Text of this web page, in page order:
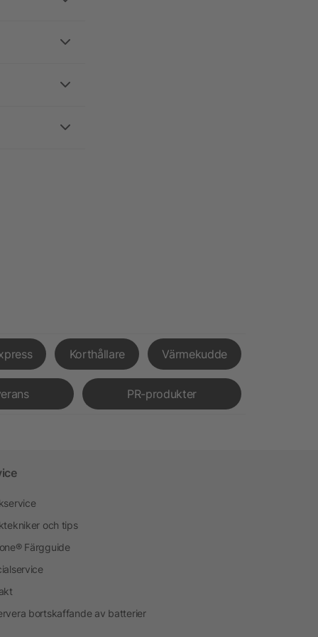
Korthållare Värmekudde
PR-produkter
och tips
Färgguide
bortskaffande av batterier